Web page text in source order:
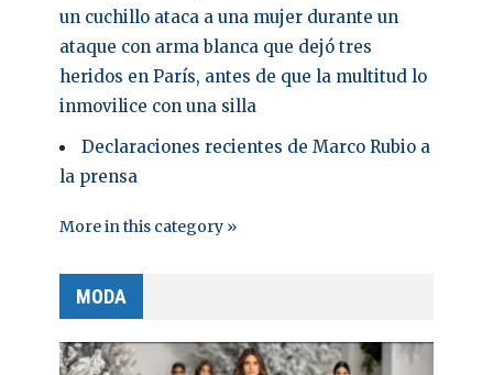
un cuchillo ataca a una mujer durante un
ataque con arma blanca que dejó tres
heridos en París, antes de que la multitud lo
inmovilice con una silla
Declaraciones recientes de Marco Rubio a
la prensa
More in this category »
MODA